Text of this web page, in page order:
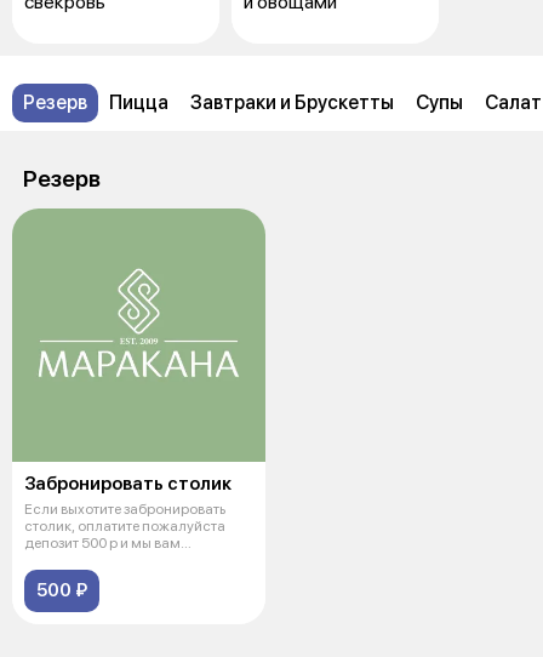
Резерв Пицца Завтраки и Брускетты Супы
Резерв
Забронировать столик
Если выхотите забронировать
столик, оплатите пожалуйста
депозит 500 р и мы вам
500 ₽